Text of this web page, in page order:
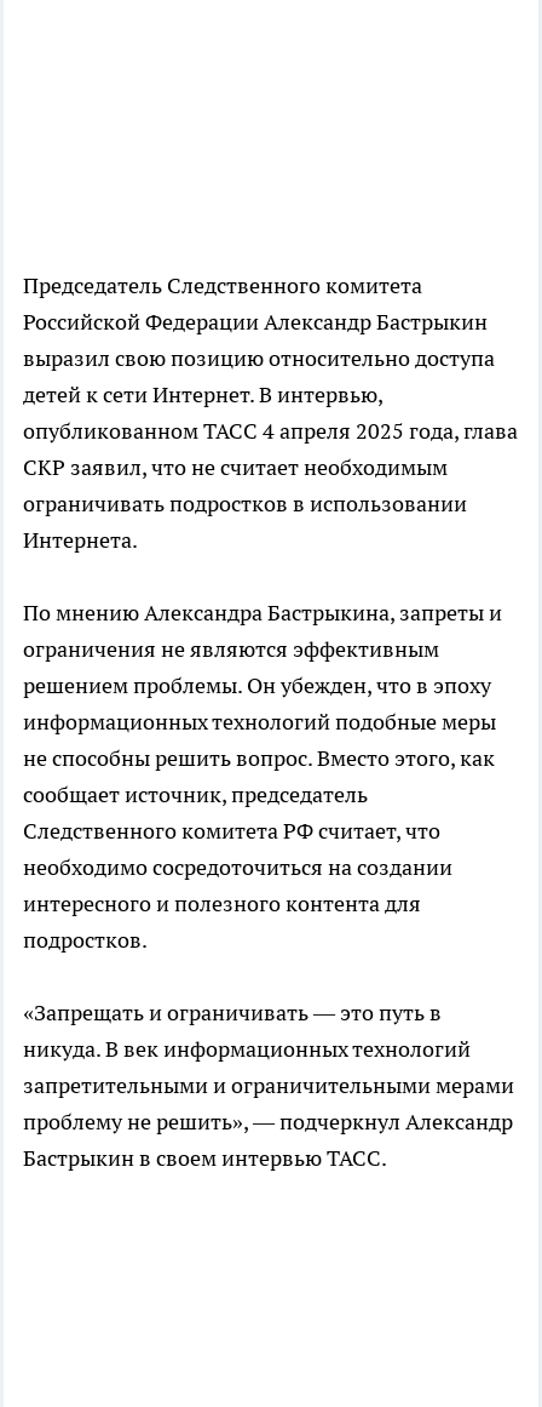
Председатель Следственного комитета
Российской Федерации Александр Бастрыкин
выразил свою позицию относительно доступа
детей к сети Интернет. В интервью,
опубликованном ТАСС 4 апреля 2025 года, глава
СКР заявил, что не считает необходимым
ограничивать подростков в использовании
Интернета.
По мнению Александра Бастрыкина, запреты и
ограничения не являются эффективным
решением проблемы. Он убежден, что в эпоху
информационных технологий подобные меры
не способны решить вопрос. Вместо этого, как
сообщает источник, председатель
Следственного комитета РФ считает, что
необходимо сосредоточиться на создании
интересного и полезного контента для
подростков.
«Запрещать и ограничивать — это путь в
никуда. В век информационных технологий
запретительными и ограничительными мерами
проблему не решить», — подчеркнул Александр
Бастрыкин в своем интервью ТАСС.